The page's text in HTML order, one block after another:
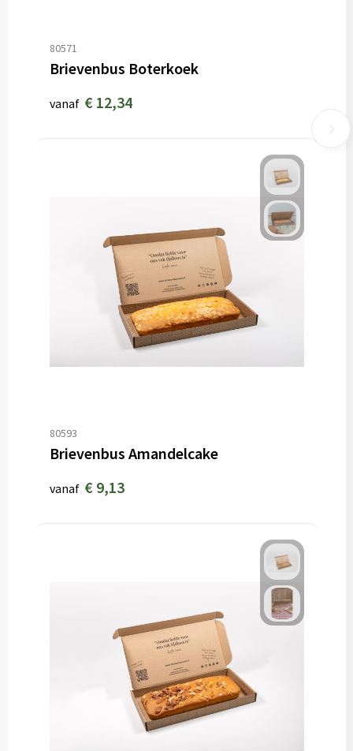
80571
Brievenbus Boterkoek
vanaf € 12,34
80593
Brievenbus Amandelcake
vanaf € 9,13